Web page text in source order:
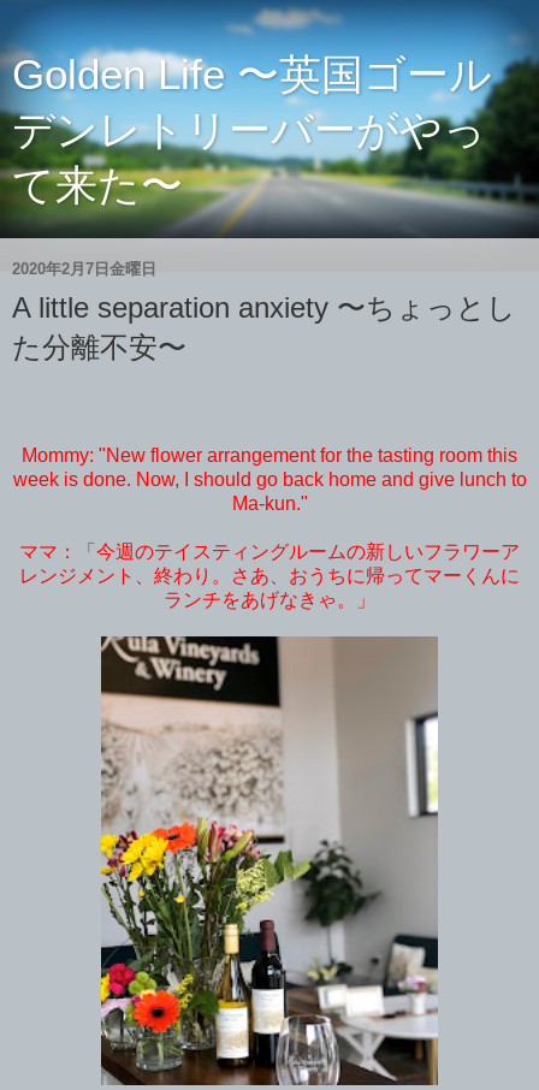
Golden Life 〜英国ゴール
デンレトリーバーがやっ
て来た〜
2020年2月7日金曜日
A little separation anxiety 〜ちょっとし
た分離不安〜
Mommy: "New flower arrangement for the tasting room this
week is done. Now, I should go back home and give lunch to
Ma-kun."
ママ：「今週のテイスティングルームの新しいフラワーア
レンジメント、終わり。さあ、おうちに帰ってマーくんに
ランチをあげなきゃ。」